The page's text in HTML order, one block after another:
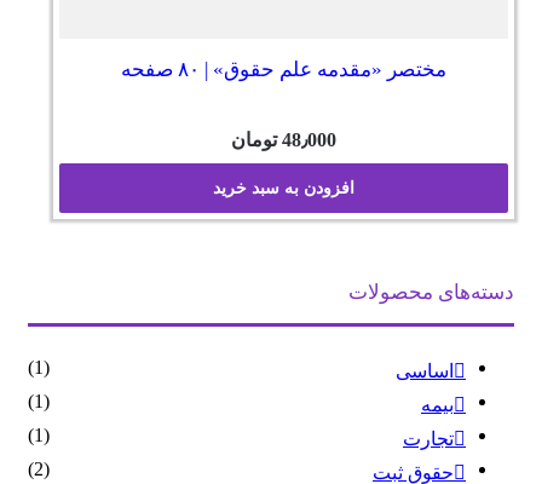
مختصر «مقدمه علم حقوق» | ۸۰ صفحه
48٫000 تومان
افزودن به سبد خرید
دسته‌های محصولات
اساسی
(1)
بیمه
(1)
تجارت
(1)
حقوق ثبت
(2)